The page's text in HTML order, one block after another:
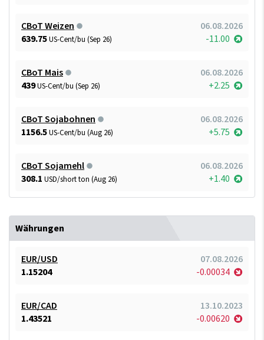
CBoT Weizen
06.08.2026
639.75US-Cent/bu (Sep 26) -11.00
CBoT Mais
06.08.2026
439US-Cent/bu (Sep 26) +2.25
CBoT Sojabohnen
06.08.2026
1156.5US-Cent/bu (Aug 26) +5.75
CBoT Sojamehl
06.08.2026
308.1 USD/short ton (Aug 26) +1.40
Währungen
EUR/USD
07.08.2026
1.15204
-0.00034
EUR/CAD
13.10.2023
1.43521
-0.00620